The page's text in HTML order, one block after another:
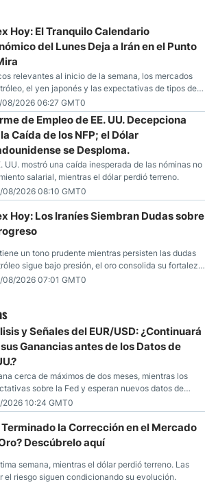
Hoy: El Tranquilo Calendario
del Lunes Deja a Irán en el Punto
relevantes al inicio de la semana, los mercados
el yen japonés y las expectativas de tipos de
08/2026 06:27 GMT0
de Empleo de EE. UU. Decepciona
Caída de los NFP; el Dólar
se Desploma.
UU. mostró una caída inesperada de las nóminas no
salarial, mientras el dólar perdió terreno.
08/2026 08:10 GMT0
Hoy: Los Iraníes Siembran Dudas sobre
un tono prudente mientras persisten las dudas
sigue bajo presión, el oro consolida su fortaleza
referencias económicas desde Estados
08/2026 07:01 GMT0
y Señales del EUR/USD: ¿Continuará
Ganancias antes de los Datos de
cerca de máximos de dos meses, mientras los
sobre la Fed y esperan nuevos datos de
10:24 GMT0
Terminado la Corrección en el Mercado
Descúbrelo aquí
semana, mientras el dólar perdió terreno. Las
el riesgo siguen condicionando su evolución.